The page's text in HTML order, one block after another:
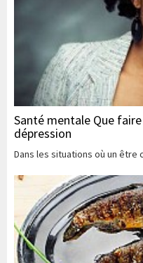
Santé mentale Que
dépression
Dans les situations où un être